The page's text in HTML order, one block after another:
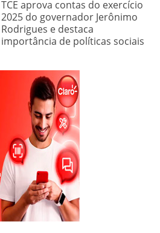
TCE aprova contas do exercício
2025 do governador Jerônimo
Rodrigues e destaca
importância de políticas sociais